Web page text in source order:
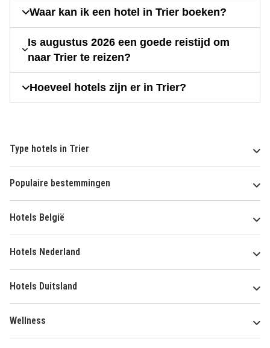
Waar kan ik een hotel in Trier boeken?
Is augustus 2026 een goede reistijd om
naar Trier te reizen?
Hoeveel hotels zijn er in Trier?
Type hotels in Trier
Populaire bestemmingen
Hotels België
Hotels Nederland
Hotels Duitsland
Wellness